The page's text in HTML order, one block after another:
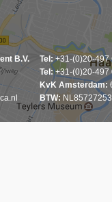
B.V.
Tel:+31-(0)20-497
Tel:+31-(0)20-497
KvK Amsterdam:
BTW: